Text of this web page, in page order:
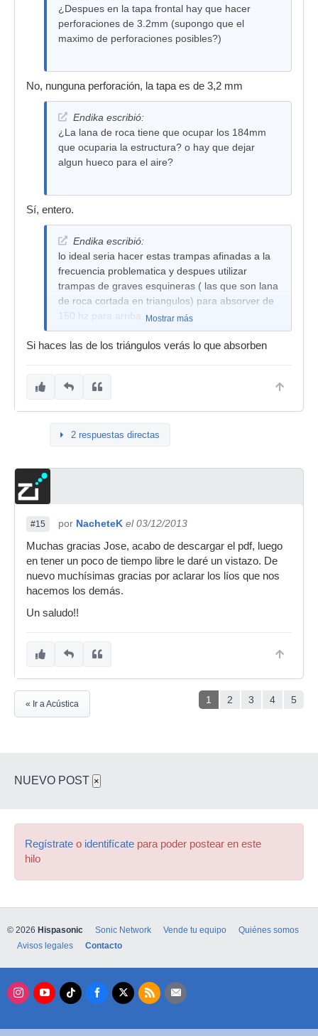
¿Despues en la tapa frontal hay que hacer
perforaciones de 3.2mm (supongo que el
maximo de perforaciones posibles?)
No, nunguna perforación, la tapa es de 3,2 mm
Endika escribió:
¿La lana de roca tiene que ocupar los 184mm
que ocuparia la estructura? o hay que dejar
algun hueco para el aire?
Sí, entero.
Endika escribió:
lo ideal seria hacer estas trampas afinadas a la
frecuencia problematica y despues utilizar
trampas de graves esquineras ( las que son lana
de roca cortada en triangulos) para absorver de
150 hz para arriba.
Mostrar más
Si haces las de los triángulos verás lo que absorben
2 respuestas directas
#15 por NacheteK el 03/12/2013
Muchas gracias Jose, acabo de descargar el pdf, luego
en tener un poco de tiempo libre le daré un vistazo. De
nuevo muchísimas gracias por aclarar los líos que nos
hacemos los demás.
Un saludo!!
1 2 3 4 5
« Ir a Acústica
NUEVO POST ×
Regístrate o identifícate para poder postear en este
hilo
© 2026 Hispasonic Sonic Network Vende tu equipo
Quiénes somos
Avisos legales
Contacto